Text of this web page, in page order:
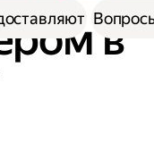
в